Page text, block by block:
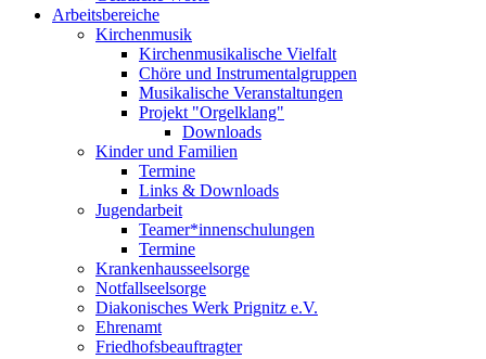
Arbeitsbereiche
Kirchenmusik
Kirchenmusikalische Vielfalt
Chöre und Instrumentalgruppen
Musikalische Veranstaltungen
Projekt "Orgelklang"
Downloads
Kinder und Familien
Termine
Links & Downloads
Jugendarbeit
Teamer*innenschulungen
Termine
Krankenhausseelsorge
Notfallseelsorge
Diakonisches Werk Prignitz e.V.
Ehrenamt
Friedhofsbeauftragter